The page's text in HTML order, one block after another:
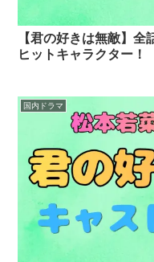
【君の好きは無敵】
ヒットキャラクター！
国内ドラマ